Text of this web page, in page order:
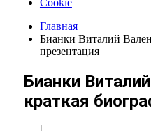
Cookie
Главная
Бианки Виталий
презентация
Бианки
краткая